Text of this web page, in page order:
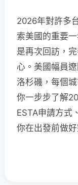
2026年對許多
索美國的重要
是再次回訪，
心。美國幅員
洛杉磯，每個
你一步步了解
ESTA申請方式
你在出發前做